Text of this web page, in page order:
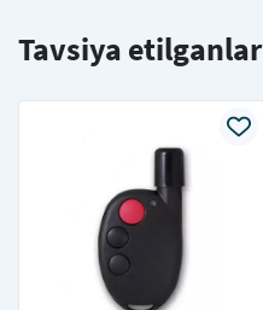
Tavsiya etilganlar